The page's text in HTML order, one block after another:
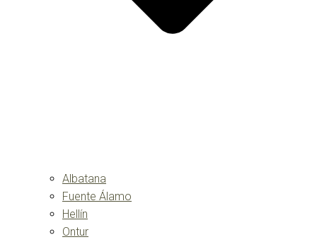
Albatana
Fuente Álamo
Hellín
Ontur